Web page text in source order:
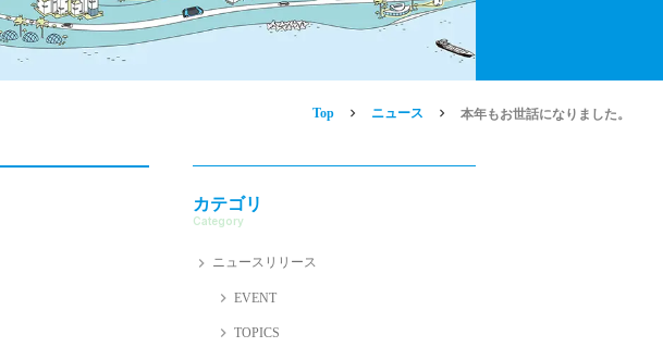
Top ニュース 本年もお世話になりました。
カテゴリ
Category
ニュースリリース
EVENT
TOPICS